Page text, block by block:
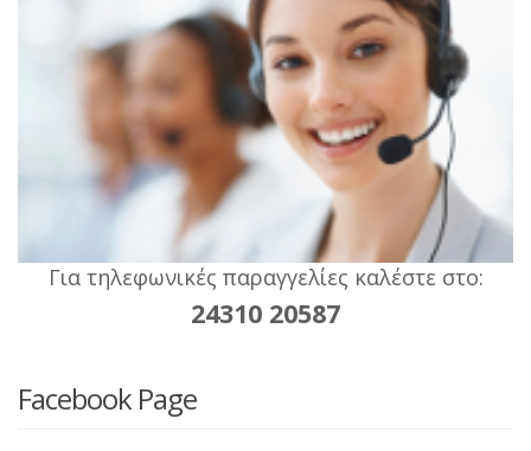
Για τηλεφωνικές παραγγελίες καλέστε στο:
24310 20587
Facebook Page